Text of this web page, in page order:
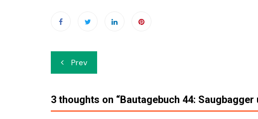
Beitrags-
Navigation
Prev
3 thoughts on “Bautagebuch 44: